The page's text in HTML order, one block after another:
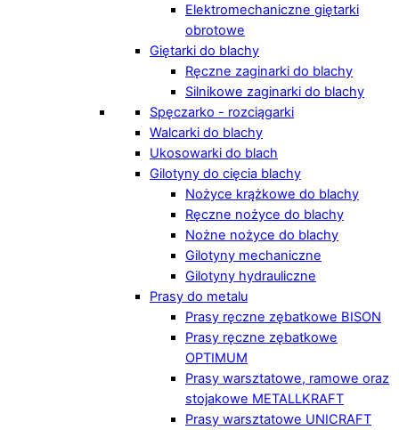
Elektromechaniczne giętarki
obrotowe
Giętarki do blachy
Ręczne zaginarki do blachy
Silnikowe zaginarki do blachy
Spęczarko - rozciągarki
Walcarki do blachy
Ukosowarki do blach
Gilotyny do cięcia blachy
Nożyce krążkowe do blachy
Ręczne nożyce do blachy
Nożne nożyce do blachy
Gilotyny mechaniczne
Gilotyny hydrauliczne
Prasy do metalu
Prasy ręczne zębatkowe BISON
Prasy ręczne zębatkowe
OPTIMUM
Prasy warsztatowe, ramowe oraz
stojakowe METALLKRAFT
Prasy warsztatowe UNICRAFT